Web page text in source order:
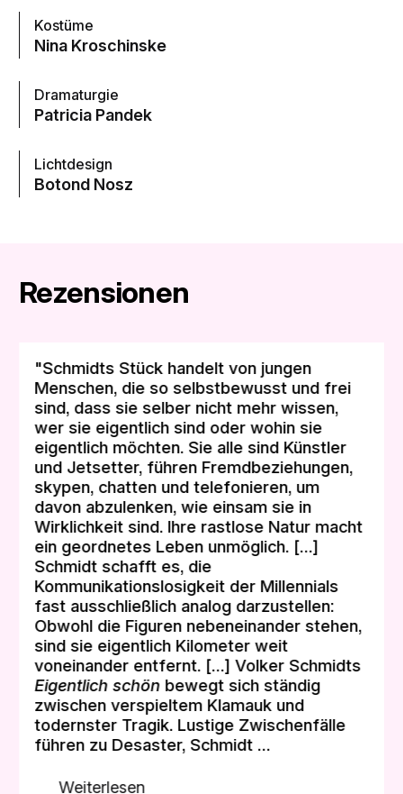
Kostüme
Nina Kroschinske
Dramaturgie
Patricia Pandek
Lichtdesign
Botond Nosz
Rezensionen
"Schmidts Stück handelt von jungen
Menschen, die so selbstbewusst und frei
sind, dass sie selber nicht mehr wissen,
wer sie eigentlich sind oder wohin sie
eigentlich möchten. Sie alle sind Künstler
und Jetsetter, führen Fremdbeziehungen,
skypen, chatten und telefonieren, um
davon abzulenken, wie einsam sie in
Wirklichkeit sind. Ihre rastlose Natur macht
ein geordnetes Leben unmöglich. […]
Schmidt schafft es, die
Kommunikationslosigkeit der Millennials
fast ausschließlich analog darzustellen:
Obwohl die Figuren nebeneinander stehen,
sind sie eigentlich Kilometer weit
voneinander entfernt. […] Volker Schmidts
Eigentlich schön bewegt sich ständig
zwischen verspieltem Klamauk und
todernster Tragik. Lustige Zwischenfälle
führen zu Desaster, Schmidt …
Weiterlesen